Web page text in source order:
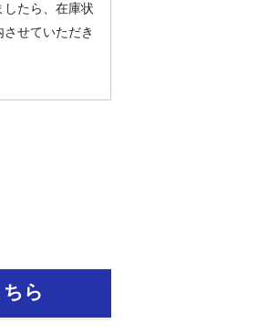
したら、在庫状
せていただき
ら